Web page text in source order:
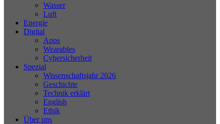
Wasser
Luft
Energie
Digital
Apps
Wearables
Cybersicherheit
Spezial
Wissenschaftsjahr 2026
Geschichte
Technik erklärt
English
Ethik
Über uns